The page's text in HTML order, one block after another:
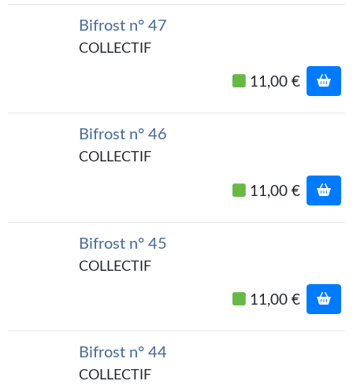
Bifrost n° 47
COLLECTIF
11,00 €
Bifrost n° 46
COLLECTIF
11,00 €
Bifrost n° 45
COLLECTIF
11,00 €
Bifrost n° 44
COLLECTIF